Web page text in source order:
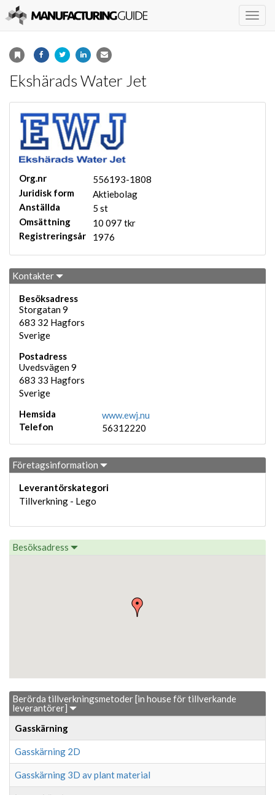
Ekshärads Water Jet
Org.nr
556193-1808
Juridisk form
Aktiebolag
Anställda
5 st
Omsättning
10 097 tkr
Registreringsår
1976
Kontakter
Besöksadress
Storgatan 9
683 32 Hagfors
Sverige
Postadress
Uvedsvägen 9
683 33 Hagfors
Sverige
Hemsida
www.ewj.nu
Telefon
56312220
Företagsinformation
Leverantörskategori
Tillverkning - Lego
Besöksadress
Berörda tillverkningsmetoder [in house för tillverkande
leverantörer]
Gasskärning
Gasskärning 2D
Gasskärning 3D av plant material